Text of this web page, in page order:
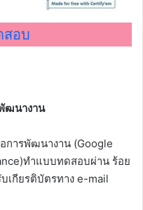
อบ
ฒนางาน
การพัฒนางาน (Google
ทำแบบทดสอบผ่าน ร้อย
เกียรติบัตรทาง e-mail